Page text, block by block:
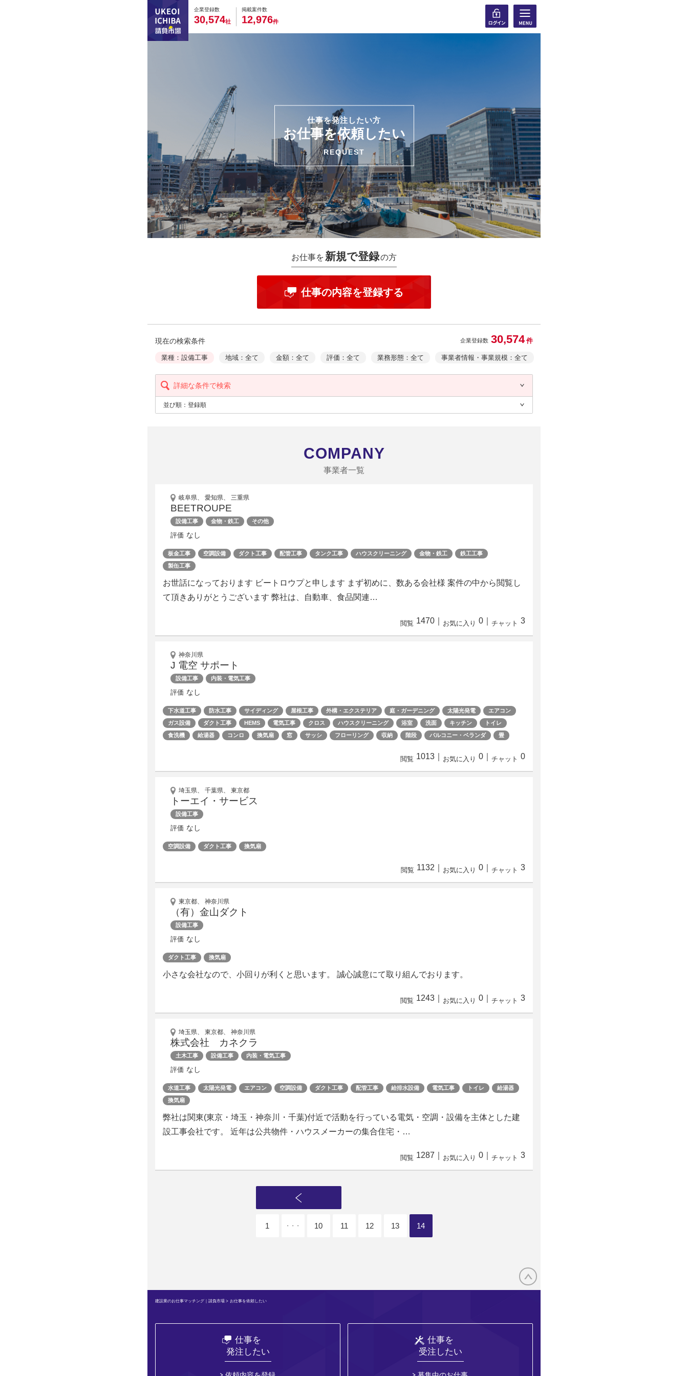
企業登録数
0
3
0
0,
0
5
0
74社
掲載案件数
0
1
0
2,
0
9
0
76件
仕事を発注したい方
お仕事を依頼したい
REQUEST
お仕事を 新規で登録の方
仕事の内容を登録する
現在の検索条件 企業登録数 30,574 件
業種：設備工事 地域：全て 金額：全て 評価：全て 業務形態：全て 事業者情報・事業規模：全て
詳細な条件で検索
並び順： 登録順
COMPANY
事業者一覧
岐阜県、 愛知県、 三重県
BEETROUPE
設備工事 金物・鉄工 その他
評価 なし
板金工事 空調設備 ダクト工事 配管工事 タンク工事 ハウスクリーニング 金物・鉄工
鉄工工事
製缶工事
お世話になっております ビートロウプと申します まず初めに、数ある会社様 案件の中から閲覧し
て頂きありがとうございます 弊社は、自動車、食品関連…
閲覧 1470 お気に入り 0 チャット 3
神奈川県
J 電空 サポート
設備工事 内装・電気工事
評価 なし
下水道工事 防水工事 サイディング 屋根工事 外構・エクステリア 庭・ガーデニング 太陽光発電
エアコン
ガス設備
ダクト工事 HEMS 電気工事 クロス ハウスクリーニング 浴室 洗面 キッチン
トイレ
食洗機
給湯器 コンロ 換気扇 窓 サッシ フローリング 収納 階段 バルコニー・ベランダ 畳
閲覧 1013 お気に入り 0 チャット 0
埼玉県、 千葉県、 東京都
トーエイ・サービス
設備工事
評価 なし
空調設備 ダクト工事 換気扇
閲覧 1132 お気に入り 0 チャット 3
東京都、 神奈川県
（有）金山ダクト
設備工事
評価 なし
ダクト工事 換気扇
小さな会社なので、小回りが利くと思います。 誠心誠意にて取り組んでおります。
閲覧 1243 お気に入り 0 チャット 3
埼玉県、 東京都、 神奈川県
株式会社 カネクラ
土木工事 設備工事 内装・電気工事
評価 なし
水道工事 太陽光発電 エアコン 空調設備 ダクト工事 配管工事 給排水設備 電気工事 トイレ
給湯器
換気扇
弊社は関東(東京・埼玉・神奈川・千葉)付近で活動を行っている電気・空調・設備を主体とした建
設工事会社です。 近年は公共物件・ハウスメーカーの集合住宅・…
閲覧 1287 お気に入り 0 チャット 3
1 ・・・ 10 11 12 13 14
建設業のお仕事マッチング｜請負市場 > お仕事を依頼したい
仕事を
発注したい
仕事を
受注したい